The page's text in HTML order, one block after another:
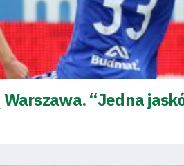
“Jedna